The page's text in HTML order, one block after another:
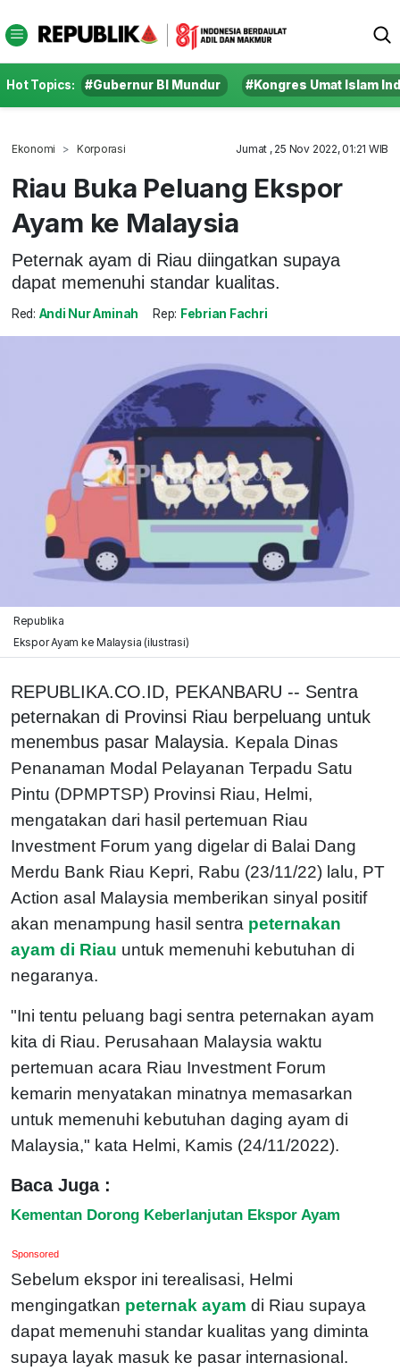
Hot Topics: #Gubernur BI Mundur #Kongres Umat Islam
Ekonomi Korporasi Jumat , 25 Nov 2022, 01:21 WIB
Riau Buka Peluang Ekspor
Ayam ke Malaysia
Peternak ayam di Riau diingatkan supaya
dapat memenuhi standar kualitas.
Red: Andi Nur Aminah Rep: Febrian Fachri
Republika
Ekspor Ayam ke Malaysia (ilustrasi)
REPUBLIKA.CO.ID, PEKANBARU -- Sentra
peternakan di Provinsi Riau berpeluang untuk
menembus pasar Malaysia. Kepala Dinas
Penanaman Modal Pelayanan Terpadu Satu
Pintu (DPMPTSP) Provinsi Riau, Helmi,
mengatakan dari hasil pertemuan Riau
Investment Forum yang digelar di Balai Dang
Merdu Bank Riau Kepri, Rabu (23/11/22) lalu, PT
Action asal Malaysia memberikan sinyal positif
akan menampung hasil sentra peternakan
ayam di Riau untuk memenuhi kebutuhan di
negaranya.
"Ini tentu peluang bagi sentra peternakan ayam
kita di Riau. Perusahaan Malaysia waktu
pertemuan acara Riau Investment Forum
kemarin menyatakan minatnya memasarkan
untuk memenuhi kebutuhan daging ayam di
Malaysia," kata Helmi, Kamis (24/11/2022).
Baca Juga :
Kementan Dorong Keberlanjutan Ekspor Ayam
Sponsored
Sebelum ekspor ini terealisasi, Helmi
mengingatkan peternak ayam di Riau supaya
dapat memenuhi standar kualitas yang diminta
supaya layak masuk ke pasar internasional.